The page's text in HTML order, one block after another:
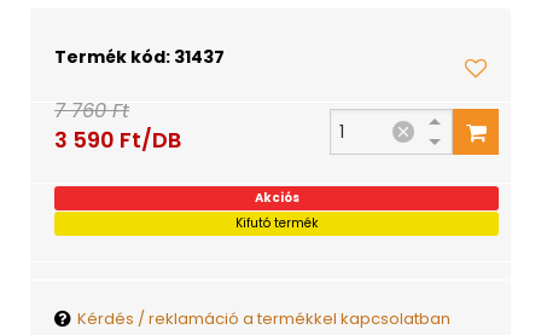
Termék kód: 31437
7 760 Ft
3 590 Ft/DB
Akciós
Kifutó termék
Kérdés / reklamáció a termékkel kapcsolatban